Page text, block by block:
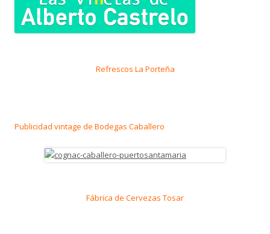
Refrescos La Porteña
Publicidad vintage de Bodegas Caballero
Fábrica de Cervezas Tosar